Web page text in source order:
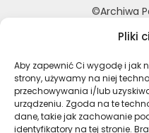
Pliki
Aby zapewnić Ci wygodę i jak
strony, używamy na niej
przechowywania i/lub
urządzeniu. Zgoda na te
dane, takie jak zachowanie
identyfikatory na tej stronie.
©Archiwa
Polityka
Mapa